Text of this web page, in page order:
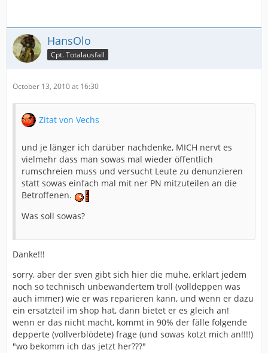
HansOlo
Cpt. Totalausfall
October 13, 2010 at 16:30
Zitat von Vechs
und je länger ich darüber nachdenke, MICH nervt es
vielmehr dass man sowas mal wieder öffentlich
rumschreien muss und versucht Leute zu denunzieren
statt sowas einfach mal mit ner PN mitzuteilen an die
Betroffenen.
Was soll sowas?
Danke!!!
sorry, aber der sven gibt sich hier die mühe, erklärt jedem
noch so technisch unbewandertem troll (volldeppen was
auch immer) wie er was reparieren kann, und wenn er dazu
ein ersatzteil im shop hat, dann bietet er es gleich an!
wenn er das nicht macht, kommt in 90% der fälle folgende
depperte (vollverblödete) frage (und sowas kotzt mich an!!!!)
"wo bekomm ich das jetzt her???"